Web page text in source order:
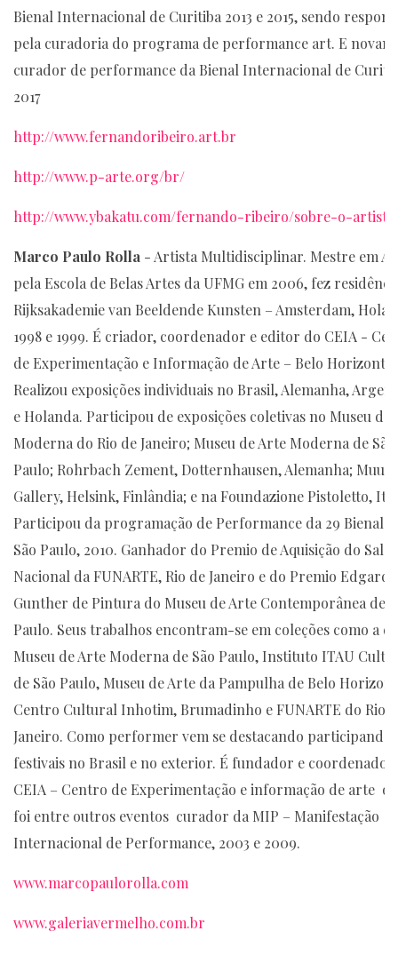
Bienal Internacional de Curitiba 2013 e 2015, sendo
pela curadoria do programa de performance art. E
curador de performance da Bienal Internacional de
2017
http://www.fernandoribeiro.art.br
http://www.p-arte.org/br/
http://www.ybakatu.com/fernando-ribeiro/sobre-o-artista
Marco Paulo Rolla - Artista Multidisciplinar. Mestre em
pela Escola de Belas Artes da UFMG em 2006, fez
Rijksakademie van Beeldende Kunsten – Amsterdam,
1998 e 1999. É criador, coordenador e editor do CEIA -
de Experimentação e Informação de Arte – Belo Horizonte.
Realizou exposições individuais no Brasil, Alemanha,
e Holanda. Participou de exposições coletivas no Museu de
Moderna do Rio de Janeiro; Museu de Arte Moderna de São
Paulo; Rohrbach Zement, Dotternhausen, Alemanha; Muu
Gallery, Helsink, Finlândia; e na Foundazione Pistoletto,
Participou da programação de Performance da 29 Bienal
São Paulo, 2010. Ganhador do Premio de Aquisição do Salão
Nacional da FUNARTE, Rio de Janeiro e do Premio Edgard
Gunther de Pintura do Museu de Arte Contemporânea de
Paulo. Seus trabalhos encontram-se em coleções como a
Museu de Arte Moderna de São Paulo, Instituto ITAU
de São Paulo, Museu de Arte da Pampulha de Belo
Centro Cultural Inhotim, Brumadinho e FUNARTE do Rio
Janeiro. Como performer vem se destacando participando
festivais no Brasil e no exterior. É fundador e
CEIA – Centro de Experimentação e informação de arte
foi entre outros eventos curador da MIP – Manifestação
Internacional de Performance, 2003 e 2009.
www.marcopaulorolla.com
www.galeriavermelho.com.br